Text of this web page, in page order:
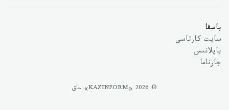
باسقا
سايت كارتاسى
بايلانىس
جارناما
© 2026 «KAZINFORM» حاق